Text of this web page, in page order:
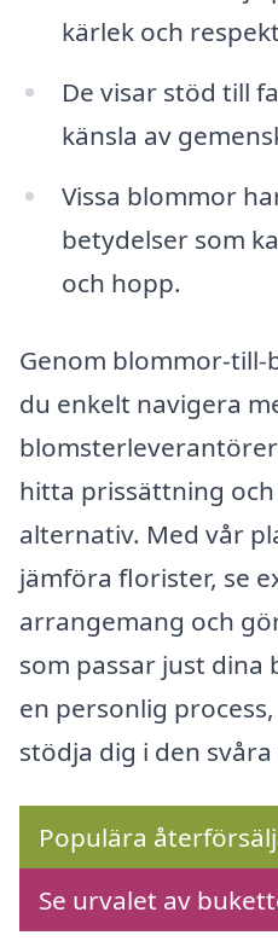
kärlek och
De visar stöd till
känsla av
Vissa blommor
betydelser som
och hopp.
Genom blommor-till-
du enkelt navigera
hitta prissättning
alternativ. Med vår
jämföra florister, se
arrangemang och
som passar just dina
en personlig
stödja dig i den
Populära
Se urvalet av